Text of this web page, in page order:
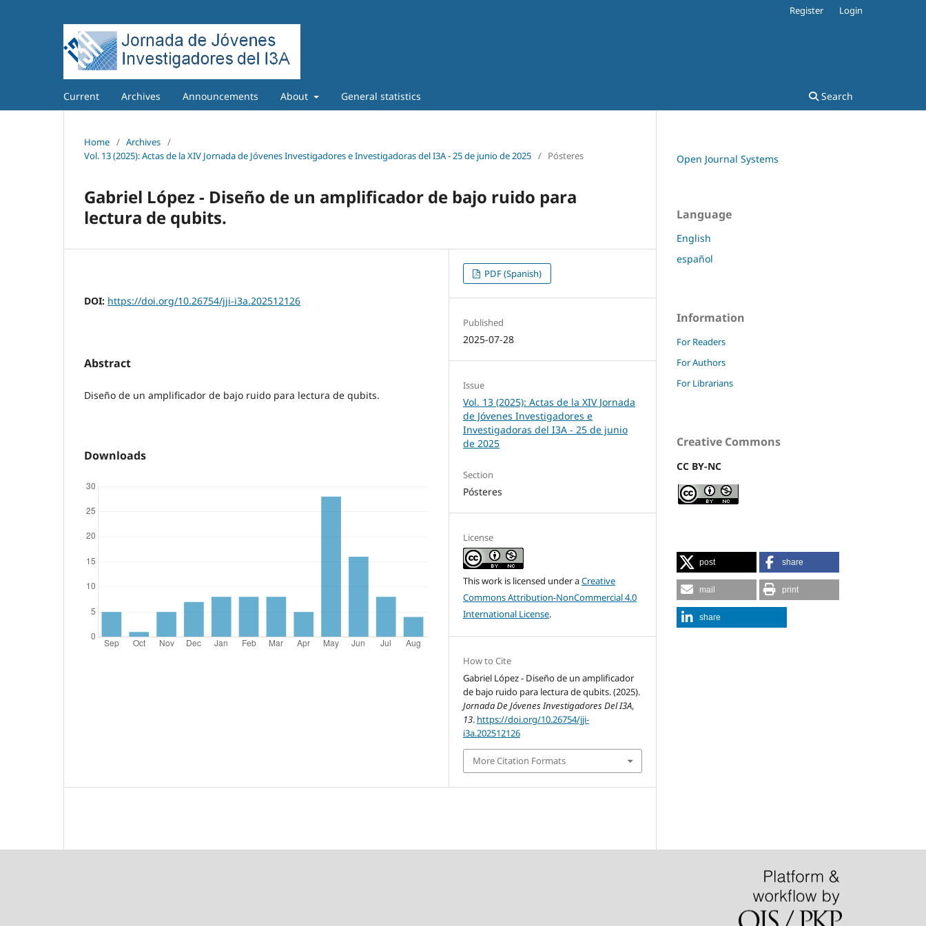
Current Archives Announcements About General statistics Search
Register Login
Home / Archives /
Vol. 13 (2025): Actas de la XIV Jornada de Jóvenes Investigadores e Investigadoras del I3A - 25 de junio de 2025 / Pósteres
Gabriel López - Diseño de un amplificador de bajo ruido para
lectura de qubits.
DOI: https://doi.org/10.26754/jji-i3a.202512126
Abstract
Diseño de un amplificador de bajo ruido para lectura de qubits.
Downloads
PDF (Spanish)
Published
2025-07-28
Issue
Vol. 13 (2025): Actas de la XIV Jornada
de Jóvenes Investigadores e
Investigadoras del I3A - 25 de junio
de 2025
Section
Pósteres
License
This work is licensed under aCreative
Commons Attribution-NonCommercial 4.0
International License.
How to Cite
Gabriel López - Diseño de un amplificador
de bajo ruido para lectura de qubits. (2025).
Jornada De Jóvenes Investigadores Del I3A,
13. https://doi.org/10.26754/jji-
i3a.202512126
More Citation Formats
Open Journal Systems
Language
English
español
Information
For Readers
For Authors
For Librarians
Creative Commons
CC BY-NC
post share
mail print
share